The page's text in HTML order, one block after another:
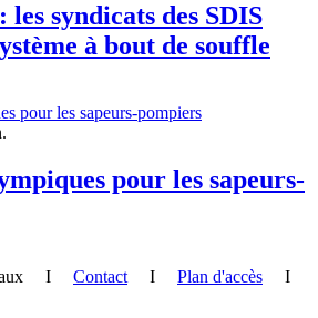
syndicats des SDIS
à bout de souffle
pour les sapeurs-
I Contact I Plan d'accès I